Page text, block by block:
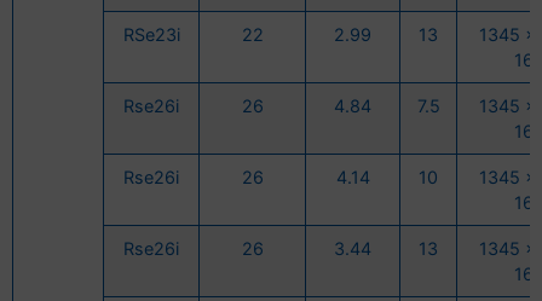
RSe23i 22 2.99 13
1345 x
Rse26i 26 4.84 7.5
1345 x
Rse26i 26 4.14 10
1345 x
Rse26i 26 3.44 13
1345 x